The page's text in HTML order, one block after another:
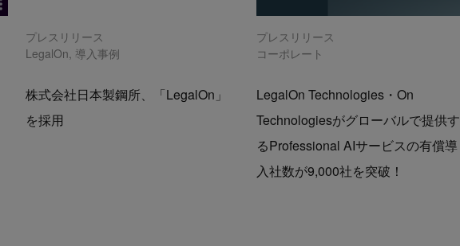
プレスリリース
LegalOn 導入事例
株式会社日本製鋼所、「LegalOn」
を採用
プレスリリース
コーポレート
LegalOn Technologies・On
Technologiesがグローバルで提供す
るProfessional AIサービスの有償導
入社数が9,000社を突破！